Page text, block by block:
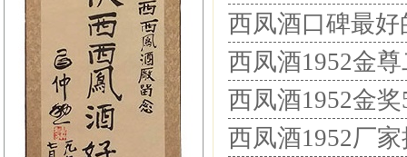
西凤酒口碑最好
西凤酒1952金
西凤酒1952金
西凤酒1952厂